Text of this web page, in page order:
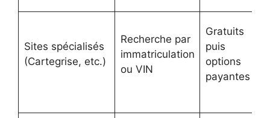
Sites spécialisés
(Cartegrise, etc.)
Recherche par
immatriculation
ou VIN
Gratuits
puis
options
payantes